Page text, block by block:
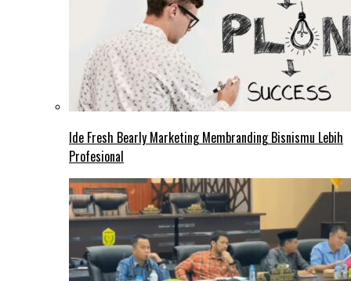
Ide Fresh Bearly Marketing Membranding Bisnismu Lebih
Profesional